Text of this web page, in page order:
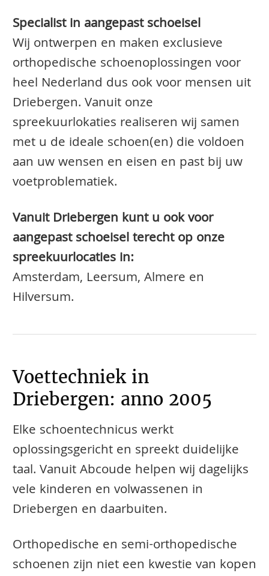
Specialist in aangepast schoeisel
Wij ontwerpen en maken exclusieve
orthopedische schoenoplossingen voor
heel Nederland dus ook voor mensen uit
Driebergen. Vanuit onze
spreekuurlokaties realiseren wij samen
met u de ideale schoen(en) die voldoen
aan uw wensen en eisen en past bij uw
voetproblematiek.
Vanuit Driebergen kunt u ook voor
aangepast schoeisel terecht op onze
spreekuurlocaties in:
Amsterdam, Leersum, Almere en
Hilversum.
Voettechniek in
Driebergen: anno 2005
Elke schoentechnicus werkt
oplossingsgericht en spreekt duidelijke
taal. Vanuit Abcoude helpen wij dagelijks
vele kinderen en volwassenen in
Driebergen en daarbuiten.
​​​​Orthopedische en semi-orthopedische
schoenen zijn niet een kwestie van kopen